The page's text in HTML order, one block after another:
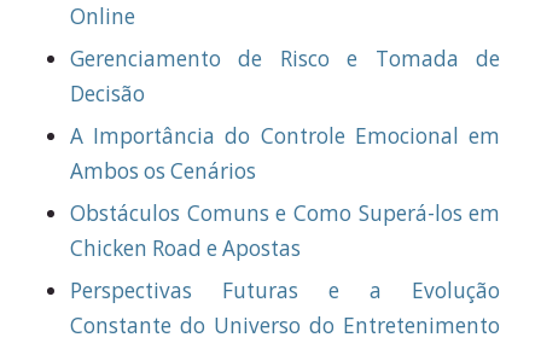
Online
Gerenciamento de Risco e Tomada de
Decisão
A Importância do Controle Emocional em
Ambos os Cenários
Obstáculos Comuns e Como Superá-los em
Chicken Road e Apostas
Perspectivas Futuras e a Evolução
Constante do Universo do Entretenimento